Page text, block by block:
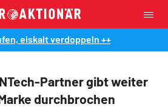
eiskalt verdoppeln ++
Partner gibt weiter
durchbrochen